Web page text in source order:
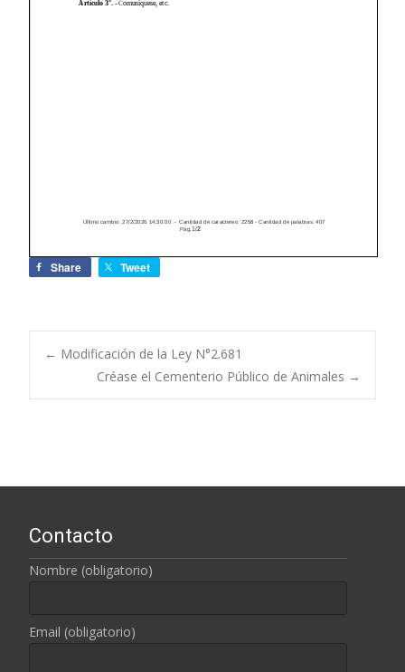
Share Tweet
Navegación de
← Modificación de la Ley N°2.681
Créase el Cementerio Público de Animales →
Contacto
Nombre (obligatorio)
Email (obligatorio)